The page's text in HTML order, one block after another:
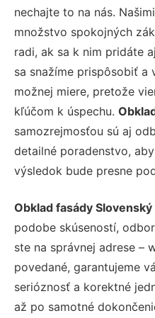
nechajte to na nás.
množstvo spokojných
radi, ak sa k nim pridáte
sa snažíme prispôsobiť a
možnej miere, pretože
kľúčom k úspechu.
samozrejmosťou sú aj
detailné poradenstvo,
výsledok bude presne
Obklad fasády Slovenský
podobe skúseností,
ste na správnej adrese –
povedané, garantujeme
serióznosť a korektné
až po samotné